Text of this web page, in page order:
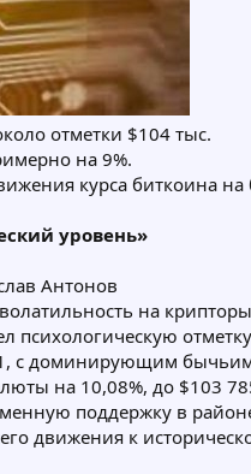
отметки $104 тыс.
на 9%.
курса биткоина
уровень»
Антонов
на
с доминирующим
на 10,08%, до $103
поддержку в
движения к